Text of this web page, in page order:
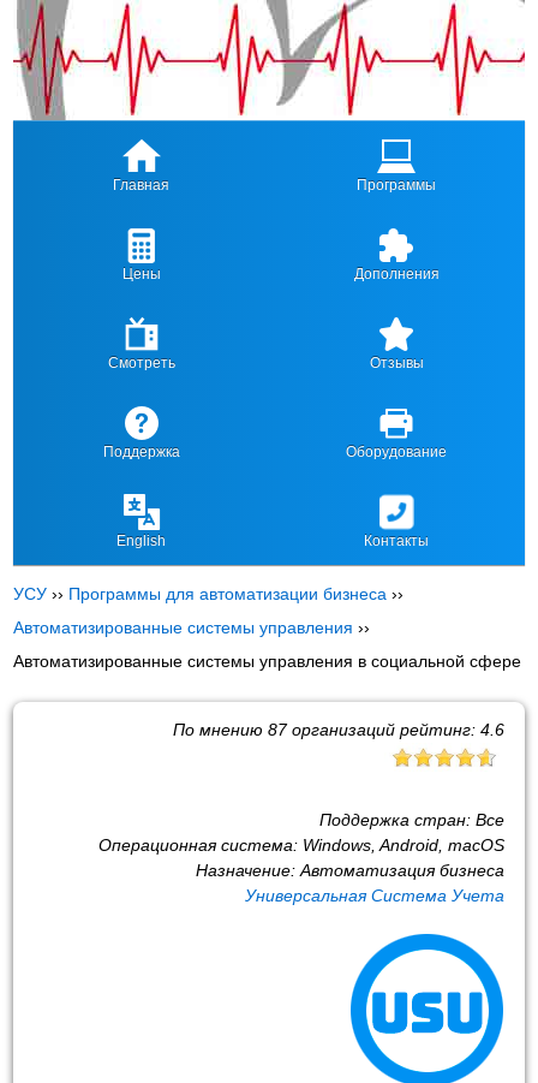
Главная Программы
Цены Дополнения
Смотреть Отзывы
Поддержка Оборудование
English Контакты
УСУ ›› Программы для автоматизации бизнеса ››
Автоматизированные системы управления ››
Автоматизированные системы управления в социальной сфере
По мнению 87организаций рейтинг: 4.6
Поддержка стран: Все
Операционная система: Windows, Android, macOS
Назначение: Автоматизация бизнеса
Универсальная Система Учета